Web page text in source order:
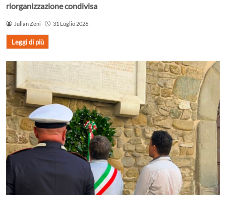
riorganizzazione condivisa
Julian Zeni 31 Luglio 2026
Leggi di più